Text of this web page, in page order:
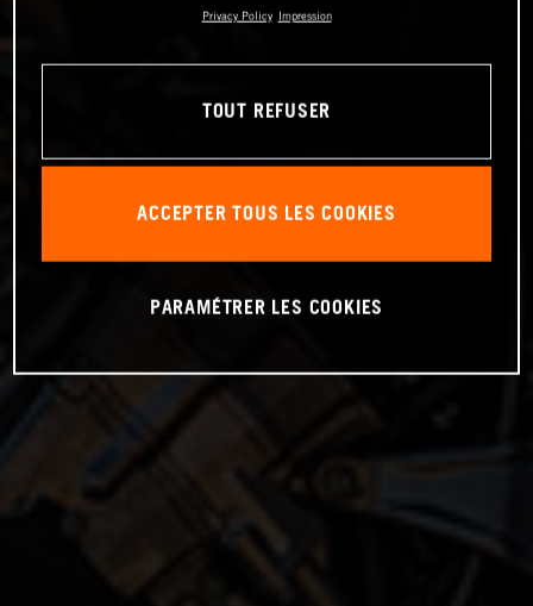
Privacy Policy Impression
TOUT REFUSER
ACCEPTER TOUS LES COOKIES
PARAMÉTRER LES COOKIES